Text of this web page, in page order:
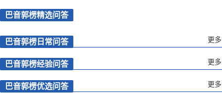
巴音郭楞精选问答
巴音郭楞日常问答 更多
巴音郭楞经验问答 更多
巴音郭楞优选问答 更多